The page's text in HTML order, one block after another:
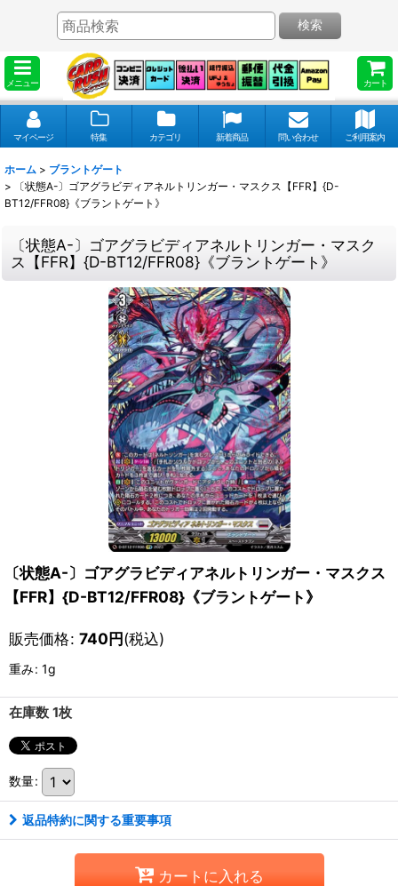
メニュー カート
検索
マイページ 特集 カテゴリ 新着商品 問い合わせ ご利用案内
ホーム > ブラントゲート
>
〔状態A-〕ゴアグラビディアネルトリンガー・マスクス【FFR】{D-
BT12/FFR08}《ブラントゲート》
〔状態A-〕ゴアグラビディアネルトリンガー・マスク
ス【FFR】{D-BT12/FFR08}《ブラントゲート》
〔状態A-〕ゴアグラビディアネルトリンガー・マスクス
【FFR】{D-BT12/FFR08}《ブラントゲート》
販売価格: 740円(税込)
重み: 1g
在庫数 1枚
数量:
返品特約に関する重要事項
カートに入れる